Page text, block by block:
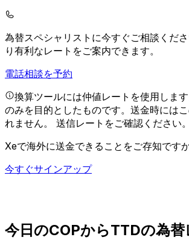
為替スペシャリストに今すぐご相談くださ
り有利なレートをご案内できます。
電話相談を予約
換算ツールには仲値レートを使用しま
のみを目的としたものです。送金時には
れません。 送信レートをご確認ください。
Xeで海外に送金できることをご存知です
今すぐサインアップ
今日のCOPからTTDの為替